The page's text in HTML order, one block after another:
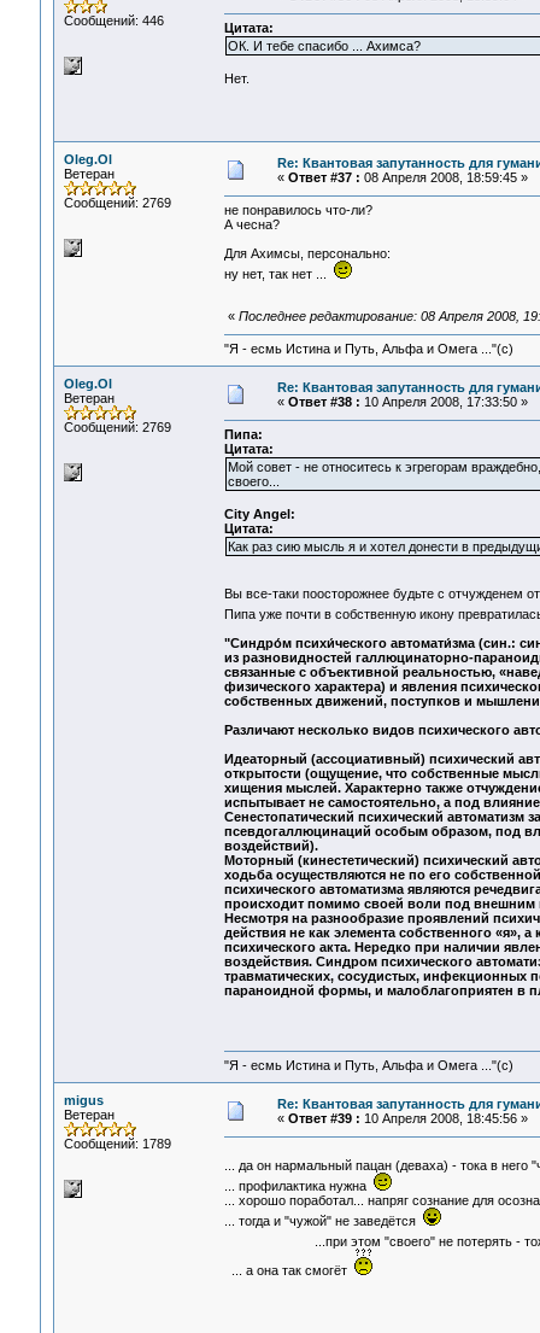
Сообщений: 446
Цитата:
ОК. И тебе спасибо ... Ахимса?
Нет.
Oleg.Ol
Ветеран
Сообщений: 2769
Re: Квантовая запутанность для
« Ответ #37 : 08 Апреля 2008, 18:59:45 »
не понравилось что-ли?
А чесна?
Для Ахимсы, персонально:
ну нет, так нет ...
« Последнее редактирование: 08 Апреля 2008,
"Я - есмь Истина и Путь, Альфа и Омега ..."(с)
Oleg.Ol
Ветеран
Сообщений: 2769
Re: Квантовая запутанность для
« Ответ #38 : 10 Апреля 2008, 17:33:50 »
Пипа:
Цитата:
Мой совет - не относитесь к эгрегорам
своего...
City Angel:
Цитата:
Как раз сию мысль я и хотел донести в
Вы все-таки поосторожнее будьте с отчужденем
Пипа уже почти в собственную икону
"Синдро́м психи́ческого автомати́зма (син.:
из разновидностей галлюцинаторно-
связанные с объективной реальностью,
физического характера) и явления
собственных движений, поступков и
Различают несколько видов психического
Идеаторный (ассоциативный) психический
открытости (ощущение, что собственные
хищения мыслей. Характерно также
испытывает не самостоятельно, а под
Сенестопатический психический автоматизм
псевдогаллюцинаций особым образом, под
воздействий).
Моторный (кинестетический) психический
ходьба осуществляются не по его
психического автоматизма являются
происходит помимо своей воли под внешним
Несмотря на разнообразие проявлений
действия не как элемента собственного «я»,
психического акта. Нередко при наличии
воздействия. Синдром психического
травматических, сосудистых, инфекционных
параноидной формы, и малоблагоприятен в
"Я - есмь Истина и Путь, Альфа и Омега ..."(с)
migus
Ветеран
Сообщений: 1789
Re: Квантовая запутанность для
« Ответ #39 : 10 Апреля 2008, 18:45:56 »
... да он нармальный пацан (деваха) - тока в
... профилактика нужна
... хорошо поработал... напряг сознание для
... тогда и "чужой" не заведётся
...при этом "своего" не потерять -
... а она так смогёт